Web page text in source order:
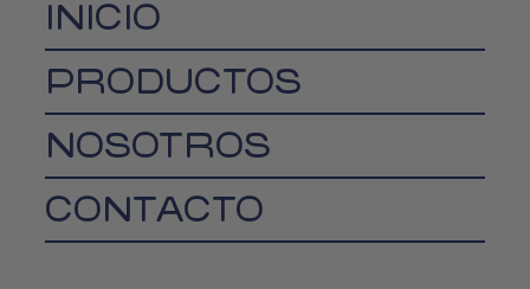
INICIO
PRODUCTOS
NOSOTROS
CONTACTO